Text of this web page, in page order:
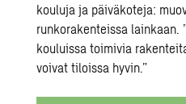
kouluja ja päiväkoteja:
runkorakenteissa lainkaan.
kouluissa toimivia
voivat tiloissa hyvin.”